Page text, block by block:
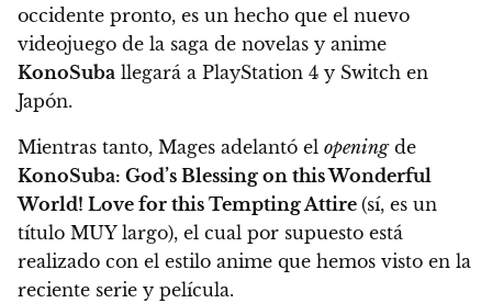
occidente pronto, es un hecho que el nuevo
videojuego de la saga de novelas y anime
KonoSuba llegará a PlayStation 4 y Switch en
Japón.
Mientras tanto, Mages adelantó el openingde
KonoSuba: God’s Blessing on this Wonderful
World! Love for this Tempting Attire (sí, es un
título MUY largo), el cual por supuesto está
realizado con el estilo anime que hemos visto en la
reciente serie y película.